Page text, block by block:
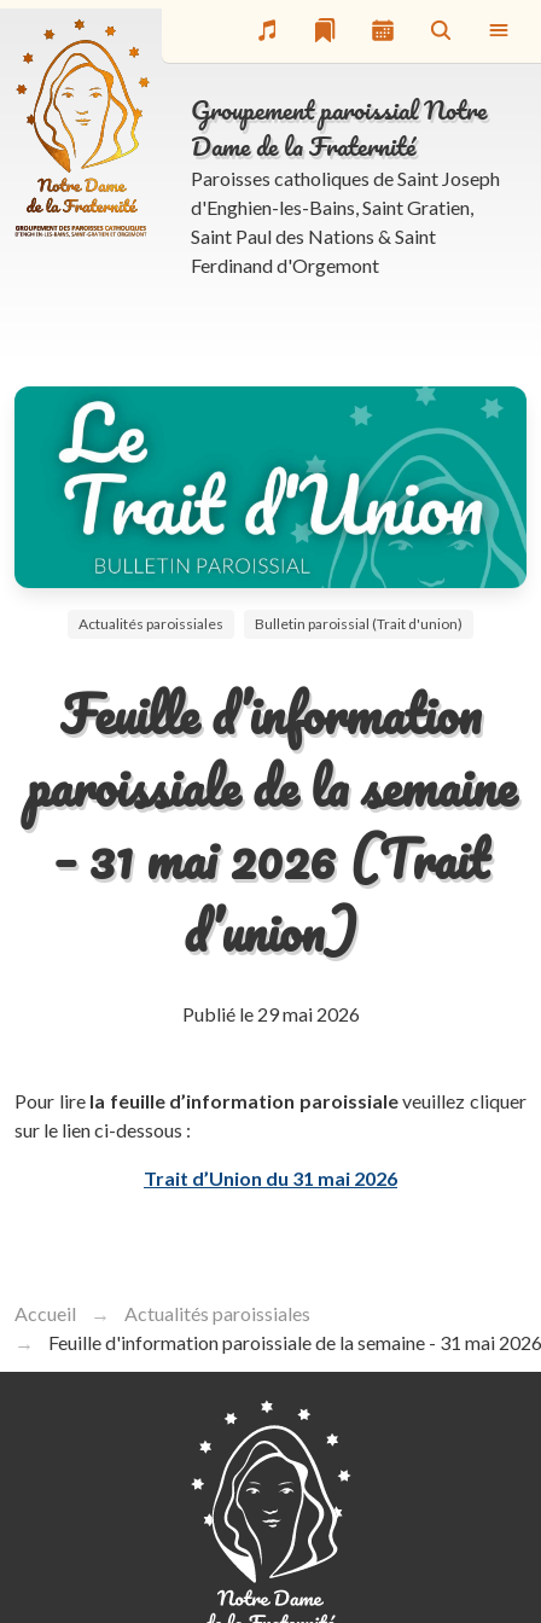
Donner à l’Eglise
Groupement paroissial Notre
Dame de la Fraternité
Paroisses catholiques de Saint Joseph
d'Enghien-les-Bains, Saint Gratien,
Saint Paul des Nations & Saint
Ferdinand d'Orgemont
Actualités paroissiales Bulletin paroissial (Trait d'union)
Feuille d’information
paroissiale de la semaine
– 31 mai 2026 (Trait
d’union)
Publié le 29 mai 2026
Pour lire la feuille d’information paroissialeveuillez cliquer
sur le lien ci-dessous :
Trait d’Union du 31 mai 2026
Accueil
Actualités paroissiales
Feuille d'information paroissiale de la semaine - 31 mai